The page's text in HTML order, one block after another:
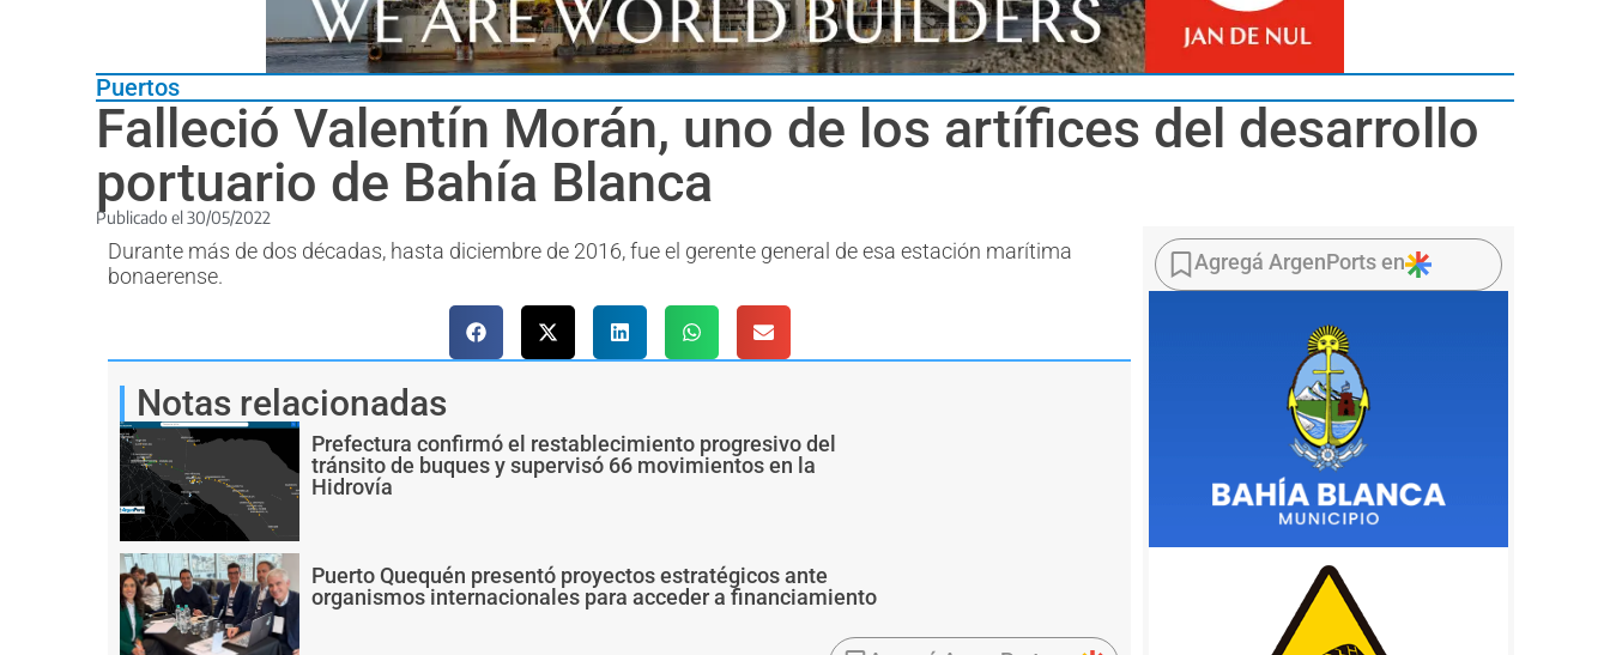
Puertos
Falleció Valentín Morán, uno de los artífices del desarrollo
portuario de Bahía Blanca
Publicado el 30/05/2022
Durante más de dos décadas, hasta diciembre de 2016, fue el gerente general de esa estación marítima
bonaerense.
Notas relacionadas
Prefectura confirmó el restablecimiento progresivo del
tránsito de buques y supervisó 66 movimientos en la
Hidrovía
Puerto Quequén presentó proyectos estratégicos ante
organismos internacionales para acceder a financiamiento
Agregá ArgenPorts en